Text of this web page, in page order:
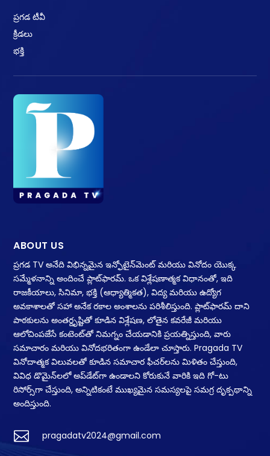
ప్రగడ టీవీ
క్రీడలు
భక్తి
ABOUT US
ప్రగడ TV అనేది విభిన్నమైన ఇన్ఫోటైన్‌మెంట్ మరియు వినోదం యొక్క
సమ్మేళనాన్ని అందించే ప్లాట్‌ఫారమ్. ఒక విశ్లేషణాత్మక విధానంతో, ఇది
రాజకీయాలు, సినిమా, భక్తి (ఆధ్యాత్మికత), విద్య మరియు ఉద్యోగ
అవకాశాలతో సహా అనేక రకాల అంశాలను పరిశీలిస్తుంది. ప్లాట్‌ఫారమ్ దాని
పాఠకులను అంతర్దృష్టితో కూడిన విశ్లేషణ, లోతైన కవరేజీ మరియు
ఆలోచింపజేసే కంటెంట్‌తో నిమగ్నం చేయడానికి ప్రయత్నిస్తుంది, వారు
సమాచారం మరియు వినోదభరితంగా ఉండేలా చూస్తారు. Pragada TV
వినోదాత్మక విలువలతో కూడిన సమాచార ఫీచర్‌లను మిళితం చేస్తుంది,
వివిధ డొమైన్‌లలో అప్‌డేట్‌గా ఉండాలని కోరుకునే వారికి ఇది గో-టు
రిసోర్స్‌గా చేస్తుంది, అన్నిటికంటే ముఖ్యమైన సమస్యలపై సమగ్ర దృక్పథాన్ని
అందిస్తుంది.
 pragadatv2024@gmail.com